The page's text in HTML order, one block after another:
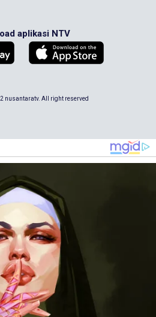
aplikasi NTV
nusantaratv. All right reserved